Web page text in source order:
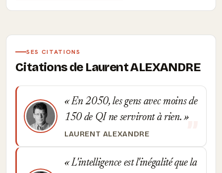
SES CITATIONS
Citations de Laurent ALEXANDRE
En 2050, les gens avec moins de
150 de QI ne serviront à rien.
LAURENT ALEXANDRE
L'intelligence est l'inégalité que la